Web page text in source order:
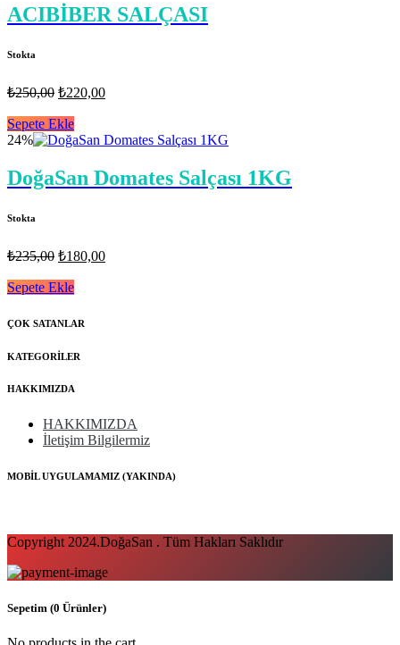
ACIBİBER SALÇASI
Stokta
₺250,00 Orijinal
₺250,00.
₺220,00Şu
₺220,00.
Sepete Ekle
24%
DoğaSan Domates Salçası 1KG
Stokta
₺235,00 Orijinal
₺235,00.
₺180,00Şu
Sepete Ekle
ÇOK SATANLAR
KATEGORİLER
HAKKIMIZDA
HAKKIMIZDA
İletişim Bilgilermiz
MOBİL UYGULAMAMIZ (YAKINDA)
Copyright 2024.DoğaSan . Tüm Hakları Saklıdır
Sepetim (0 Ürünler)